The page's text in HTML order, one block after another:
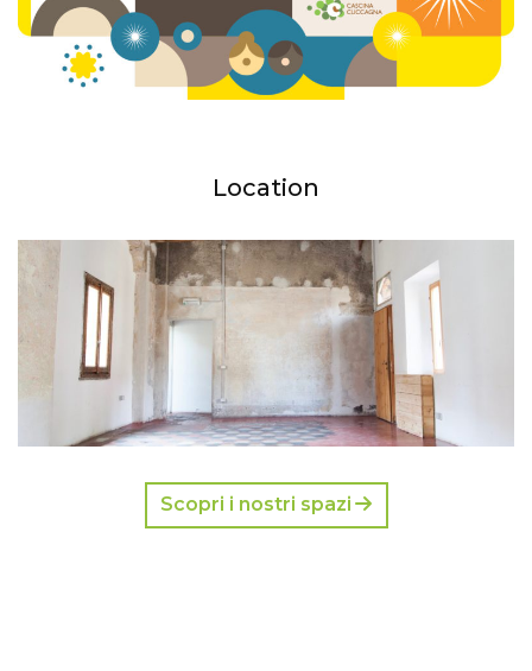
Location
Scopri i nostri spazi